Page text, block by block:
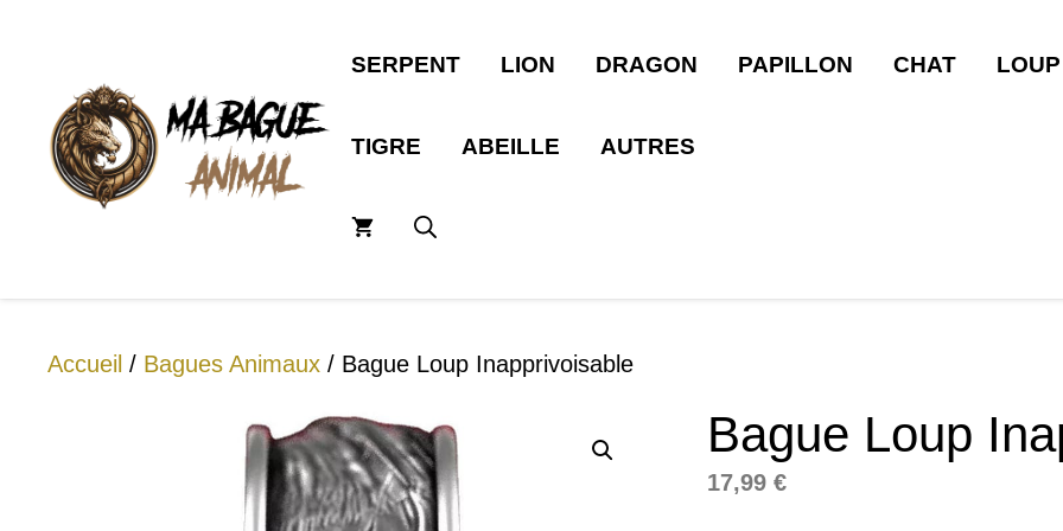
contenu
SERPENT LION DRAGON PAPILLON CHAT LOUP
TIGRE ABEILLE AUTRES
Accueil / Bagues Animaux / Bague Loup Inapprivoisable
Bague Loup
17,99€